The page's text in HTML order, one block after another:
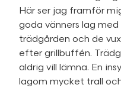
Här ser jag framför
goda vänners lag med
trädgården och de
efter grillbuffén.
aldrig vill lämna. En
lagom mycket trall